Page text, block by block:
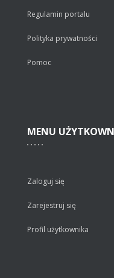
Regulamin portalu
Polityka prywatności
Pomoc
MENU
Zaloguj się
Zarejestruj się
Profil użytkownika